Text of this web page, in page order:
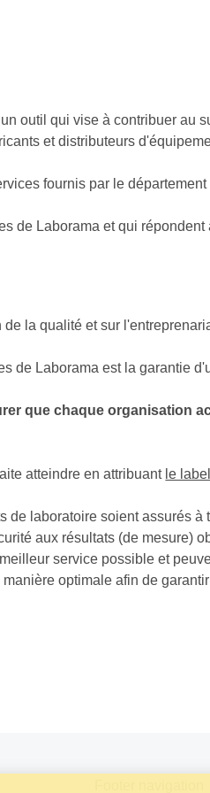
outil qui vise à contribuer au
et distributeurs
fournis par le
de Laborama et qui
la qualité et sur
de Laborama est la garantie
que chaque organisation
atteindre en attribuant le
de laboratoire soient assurés
aux résultats (de mesure)
service possible et
optimale afin de